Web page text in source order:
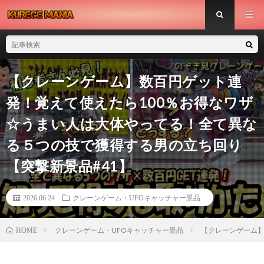
【クレーンゲーム】数百円ゲット連
発！覚えて使えたら100％お得なワザ
☆うまい人は大体やってる！全て異な
る５つの技で獲得する男の立ち回り
【突撃新景品#41】
2026.06.24 クレーンゲーム・UFOキャッチャー景品
HOME クレーンゲーム・UFOキャッチャー景品 【クレーンゲー